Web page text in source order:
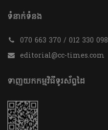
ទំនាក់ទំនង
070 663 370 / 012 330 098
editorial@cc-times.com
ទាញយកកម្មវិធីទូរស័ព្ទដៃ